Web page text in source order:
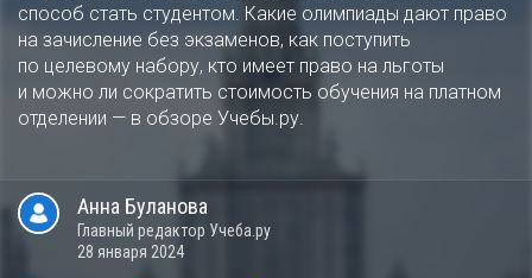
способ стать студентом. Какие олимпиады дают право
на зачисление без экзаменов, как поступить
по целевому набору, кто имеет право на льготы
и можно ли сократить стоимость обучения на платном
отделении — в обзоре Учебы.ру.
Анна Буланова
Главный редактор Учеба.ру
28 января 2024